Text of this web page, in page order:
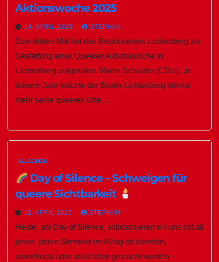
Aktionswoche 2025
14. APRIL 2025 STEPHAN
Zum dritten Mal hat das Bezirksamtes Lichtenberg zur
Gestaltung einer Queeren Aktionswoche in
Lichtenberg aufgerufen. Martin Schaefer (CDU): „In
diesem Jahr möchte der Bezirk Lichtenberg einmal
mehr seine queeren Orte,…
ALLGEMEIN
Day of Silence – Schweigen für
queere Sichtbarkeit
11. APRIL 2025 STEPHAN
Heute, am Day of Silence, solidarisieren wir uns mit all
jenen, deren Stimmen im Alltag oft überhört,
unterdrückt oder unsichtbar gemacht werden –